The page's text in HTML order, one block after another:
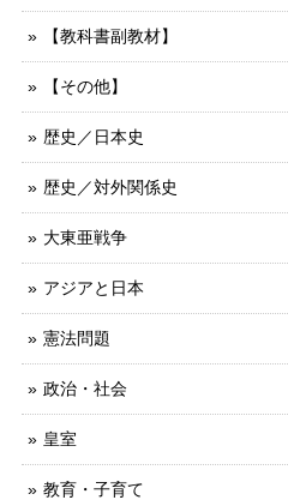
【教科書副教材】
【その他】
歴史／日本史
歴史／対外関係史
大東亜戦争
アジアと日本
憲法問題
政治・社会
皇室
教育・子育て